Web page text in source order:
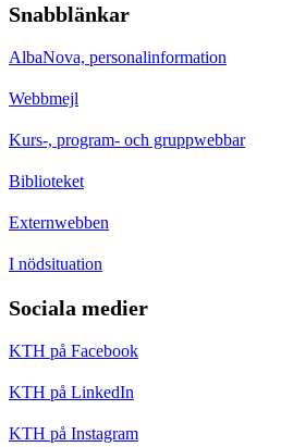
Snabblänkar
AlbaNova, personalinformation
Webbmejl
Kurs-, program- och gruppwebbar
Biblioteket
Externwebben
I nödsituation
Sociala medier
KTH på Facebook
KTH på LinkedIn
KTH på Instagram